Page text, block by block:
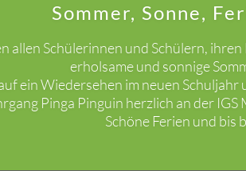
Sommer, Sonne,
allen Schülerinnen und Schülern,
erholsame und sonnige
ein Wiedersehen im neuen
Pinga Pinguin herzlich an der
Schöne Ferien und bis